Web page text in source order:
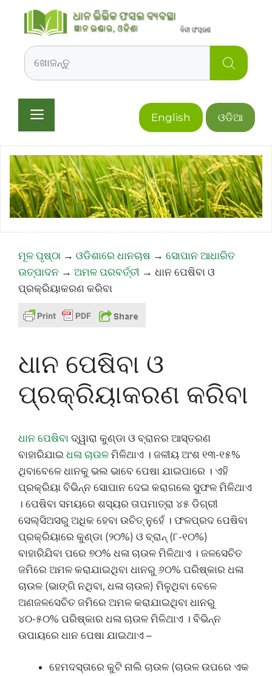
Search
English ଓଡିଆ
Menu
ମୂଳ ପୃଷ୍ଠା → ଓଡିଶାରେ ଧାନଚାଷ → ସୋପାନ ଆଧାରିତ
ଉତ୍ପାଦନ → ଅମଳ ପରବର୍ତ୍ତୀ → ଧାନ ପେଷିବା ଓ
ପ୍ରକ୍ରିୟାକରଣ କରିବା
ଧାନ ପେଷିବା ଓ
ପ୍ରକ୍ରିୟାକରଣ କରିବା
ଧାନ ପେଷିବା ଦ୍ୱାରା କୁଣ୍ଡା ଓ ବ୍ରାନର ଆସ୍ତରଣ
ବାହାରିଯାଇ ଧଳା ଚାଉଳ ମିଳିଥାଏ । ଜଳୀୟ ଅଂଶ ୧୩-୧୫%
ଥିବାବେଳେ ଧାନକୁ ଭଲ ଭାବେ ପେଷା ଯାଇପାରେ । ଏହି
ପ୍ରକ୍ରିୟା ବିଭିନ୍ନ ସୋପାନ ଦେଇ କରାଗଲେ ସୁଫଳ ମିଳିଥାଏ
। ପେଷିବା ସମୟରେ ଶସ୍ୟର ତାପମାତ୍ରା ୪୫ ଡିଗ୍ରୀ
ସେଲ୍ସିଅସରୁ ଅଧିକ ହେବା ଉଚିତ୍ ନୁହେଁ । ଫଳପ୍ରଦ ପେଷିବା
ପ୍ରକ୍ରିୟାରେ କୁଣ୍ଡା (୨୦%) ଓ ବ୍ରାନ୍ (୮-୧୦%)
ବାହାରିଯିବା ପରେ ୭୦% ଧଳା ଚାଉଳ ମିଳିଥାଏ । ଜଳସେଚିତ
ଜମିରେ ଅମଳ କରାଯାଇଥିବା ଧାନରୁ ୬୦% ପରିଷ୍କାର ଧଳା
ଚାଉଳ (ଭାଙ୍ଗି ନଥିବା, ଧଳା ଚାଉଳ) ମିଳୁଥିବା ବେଳେ
ଅଣଜଳସେଚିତ ଜମିରେ ଅମଳ କରାଯାଇଥିବା ଧାନରୁ
୪୦-୫୦% ପରିଷ୍କାର ଧଳା ଚାଉଳ ମିଳିଥାଏ । ବିଭିନ୍ନ
ଉପାୟରେ ଧାନ ପେଷା ଯାଇଥାଏ –
ହେମଦସ୍ତାରେ କୁଟି ନାଲି ଚାଉଳ (ଚାଉଳ ଉପରେ ଏକ